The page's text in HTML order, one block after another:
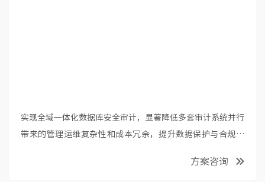
实现全域一体化数据库安全审计，显著降低多套审计系统并行
带来的管理运维复杂性和成本冗余，提升数据保护与合规效
方案咨询